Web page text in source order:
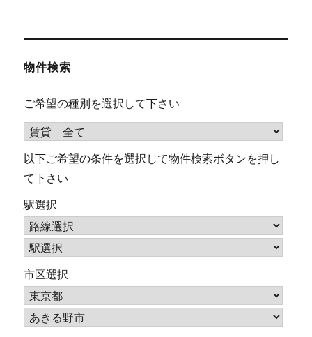
物件検索
ご希望の種別を選択して下さい
以下ご希望の条件を選択して物件検索ボタンを押し
て下さい
駅選択
市区選択